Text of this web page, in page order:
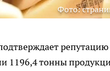
Фото:
1196,4 тонны